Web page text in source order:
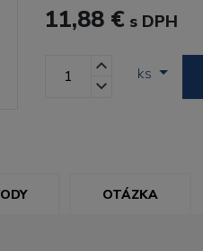
11,88 € s DPH
ks
OTÁZKA